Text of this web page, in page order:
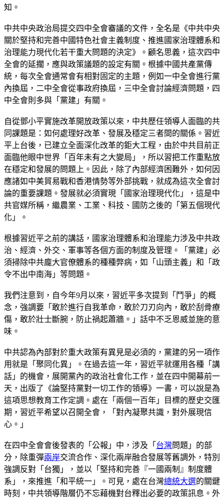
知。
中共中央政治局提交四中全會審議的文件，全名是《中共中央
關於堅持和完善中國特色社會主義制度、推進國家治理體系和
治理能力現代化若干重大問題的決定》。顧名思義，這次四中
全會的延擱，應與政策議題的設定有關。根據中國共產黨傳
統，每次全會通常會有相對固定的主題，例如一中全會進行黨
內換屆，二中全會從事政府換屆，三中全會討論經濟問題，四
中全會則多與「黨建」有關。
自從鄧小平實施改革開放政策以來，中共歷任領導人面臨的共
同課題是：如何處理好改革、發展及穩定三者間的關係。習近
平上台後，已建立全面深化改革的鉅大工程，由於中共目前正
面臨他眼中世界「百年未有之大變局」，所以習把工作重點放
在穩定和發展的問題上。因此，除了內部經濟困難外，如何因
應諸如中美貿易戰和香港情勢等外部挑戰，就成為這次全會討
論的重要課題。發展就必須實現「國家治理現代化」，這是中
共官媒所稱，繼農業、工業、科技、國防之後的「第五個現代
化」。
根據習近平之前的講話，國家治理體系和治理能力涉及中共政
治、經濟、外交、軍事等各個方面的制度及管理。「黨建」必
須掃除中共龐大官僚體系的種種弊病，如「山頭主義」和「政
令不出中南海」等問題。
我們注意到，自今年9月以來，習近平多次提到「鬥爭」的概
念，強調要「敢於進行自我革命，敢於刀刃向內，敢於刮骨療
傷，敢於壯士斷腕，防止禍起蕭牆。」話中不乏恩威並施的意
味。
中共認為內部對於重大政策有異見是必須的，黨建的另一項作
用就是「聚同化異」。在過去這一年，習近平就運用各種「講
話」的機會，展開黨內的政治社會化工作，並在四中開幕前一
天，出版了《論堅持黨對一切工作的領導》一書，可以說是為
這項思想教育工作定調。處在「兩個一百年」目標的歷史交匯
期，習近平希望以召開全會，「對內凝聚共識，對外展現信
心。」
在四中全會會後發表的「公報」中，涉及「 台灣問題」的部
分，除重彈兩岸交流合作、深化兩岸融合發展等舊調外，特別
強調反對「台獨」，並以「堅持和完善『一國兩制』制度體
系」，來推進「和平統一」。可見，處在台灣總統大選的關鍵
時刻，中共領導階層仍不忘藉機對台釋出必要的政策訊息。外